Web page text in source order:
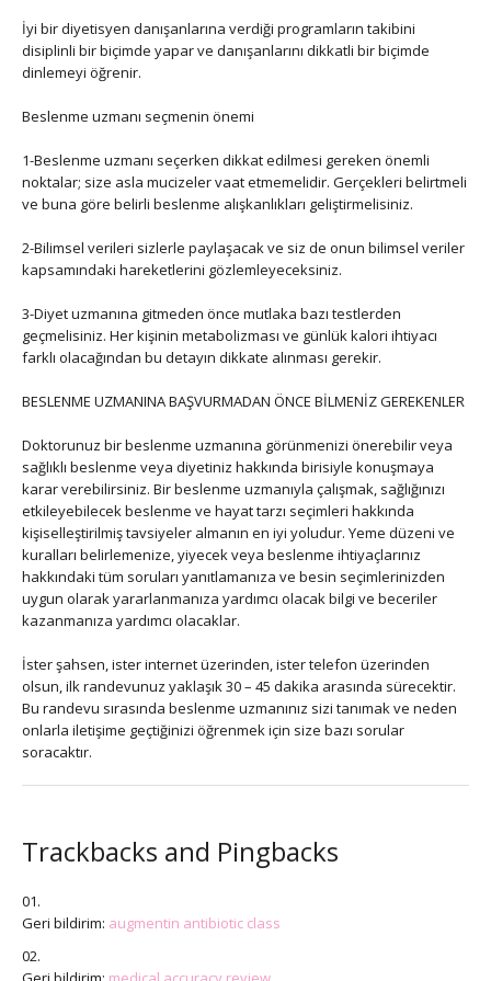
İyi bir diyetisyen danışanlarına verdiği programların takibini
disiplinli bir biçimde yapar ve danışanlarını dikkatli bir biçimde
dinlemeyi öğrenir.
Beslenme uzmanı seçmenin önemi
1-Beslenme uzmanı seçerken dikkat edilmesi gereken önemli
noktalar; size asla mucizeler vaat etmemelidir. Gerçekleri belirtmeli
ve buna göre belirli beslenme alışkanlıkları geliştirmelisiniz.
2-Bilimsel verileri sizlerle paylaşacak ve siz de onun bilimsel veriler
kapsamındaki hareketlerini gözlemleyeceksiniz.
3-Diyet uzmanına gitmeden önce mutlaka bazı testlerden
geçmelisiniz. Her kişinin metabolizması ve günlük kalori ihtiyacı
farklı olacağından bu detayın dikkate alınması gerekir.
BESLENME UZMANINA BAŞVURMADAN ÖNCE BİLMENİZ GEREKENLER
Doktorunuz bir beslenme uzmanına görünmenizi önerebilir veya
sağlıklı beslenme veya diyetiniz hakkında birisiyle konuşmaya
karar verebilirsiniz. Bir beslenme uzmanıyla çalışmak, sağlığınızı
etkileyebilecek beslenme ve hayat tarzı seçimleri hakkında
kişiselleştirilmiş tavsiyeler almanın en iyi yoludur. Yeme düzeni ve
kuralları belirlemenize, yiyecek veya beslenme ihtiyaçlarınız
hakkındaki tüm soruları yanıtlamanıza ve besin seçimlerinizden
uygun olarak yararlanmanıza yardımcı olacak bilgi ve beceriler
kazanmanıza yardımcı olacaklar.
İster şahsen, ister internet üzerinden, ister telefon üzerinden
olsun, ilk randevunuz yaklaşık 30 – 45 dakika arasında sürecektir.
Bu randevu sırasında beslenme uzmanınız sizi tanımak ve neden
onlarla iletişime geçtiğinizi öğrenmek için size bazı sorular
soracaktır.
Trackbacks and Pingbacks
Geri bildirim: augmentin antibiotic class